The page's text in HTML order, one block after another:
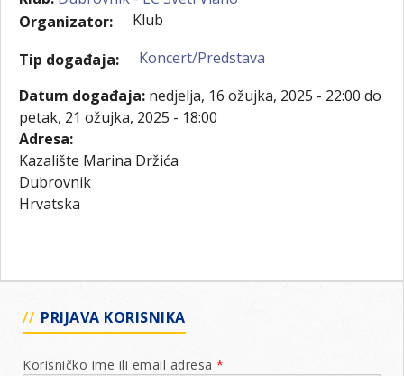
Organizator:
Klub
Tip događaja:
Koncert/Predstava
Datum događaja: nedjelja, 16 ožujka, 2025 - 22:00 do
petak, 21 ožujka, 2025 - 18:00
Adresa:
Kazalište Marina Držića
Dubrovnik
Hrvatska
PRIJAVA KORISNIKA
Korisničko ime ili email adresa *